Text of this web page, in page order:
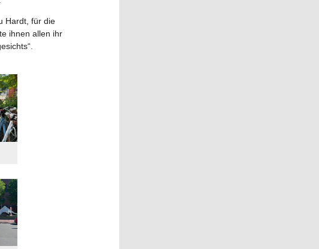
Hardt, für die
ihnen allen ihr